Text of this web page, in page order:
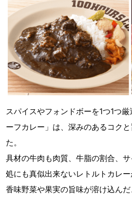
スパイスやフォンドボーを1つ1つ
ーフカレー」は、深みのあるコク
た。
具材の牛肉も肉質、牛脂の割合、
処にも真似出来ないレトルトカレー
香味野菜や果実の旨味が溶け込ん